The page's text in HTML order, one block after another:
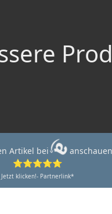
Artikel bei
anschauen
⭐⭐⭐⭐⭐
Jetzt klicken!- Partnerlink*